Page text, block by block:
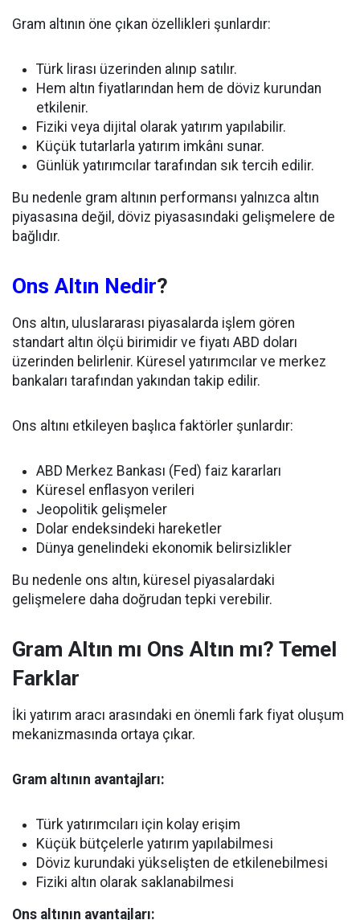
Gram altının öne çıkan özellikleri şunlardır:
Türk lirası üzerinden alınıp satılır.
Hem altın fiyatlarından hem de döviz kurundan
etkilenir.
Fiziki veya dijital olarak yatırım yapılabilir.
Küçük tutarlarla yatırım imkânı sunar.
Günlük yatırımcılar tarafından sık tercih edilir.
Bu nedenle gram altının performansı yalnızca altın
piyasasına değil, döviz piyasasındaki gelişmelere de
bağlıdır.
Ons Altın Nedir?
Ons altın, uluslararası piyasalarda işlem gören
standart altın ölçü birimidir ve fiyatı ABD doları
üzerinden belirlenir. Küresel yatırımcılar ve merkez
bankaları tarafından yakından takip edilir.
Ons altını etkileyen başlıca faktörler şunlardır:
ABD Merkez Bankası (Fed) faiz kararları
Küresel enflasyon verileri
Jeopolitik gelişmeler
Dolar endeksindeki hareketler
Dünya genelindeki ekonomik belirsizlikler
Bu nedenle ons altın, küresel piyasalardaki
gelişmelere daha doğrudan tepki verebilir.
Gram Altın mı Ons Altın mı? Temel
Farklar
İki yatırım aracı arasındaki en önemli fark fiyat oluşum
mekanizmasında ortaya çıkar.
Gram altının avantajları:
Türk yatırımcıları için kolay erişim
Küçük bütçelerle yatırım yapılabilmesi
Döviz kurundaki yükselişten de etkilenebilmesi
Fiziki altın olarak saklanabilmesi
Ons altının avantajları: